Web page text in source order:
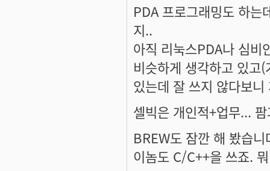
PDA 프로그래밍도 하
지..
아직 리눅스PDA나 심비
비슷하게 생각하고 있고
있는데 잘 쓰지 않다보
셀빅은 개인적+업무...
BREW도 잠깐 해 봤습
이놈도 C/C++을 쓰죠.